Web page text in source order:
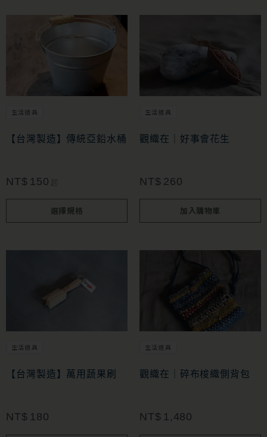
生活道具
【台灣製造】傳統亞鉛水桶
NT$ 150
選擇規格
種
款
可
頁
選
項
生活道具
觀織在｜好事會花生
NT$ 260
加入購物車
生活道具
【台灣製造】萬用蔬果刷
NT$ 180
生活道具
觀織在｜碎布梭織側背包
NT$ 1,480